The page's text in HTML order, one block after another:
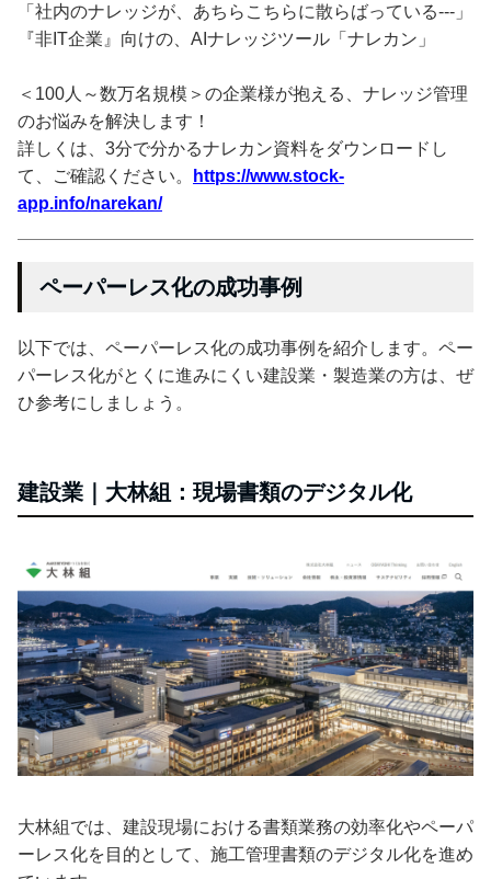
「社内のナレッジが、あちらこちらに散らばっている---」
『非IT企業』向けの、AIナレッジツール「ナレカン」
＜100人～数万名規模＞の企業様が抱える、ナレッジ管理
のお悩みを解決します！
詳しくは、3分で分かるナレカン資料をダウンロードし
て、ご確認ください。
https://www.stock-
app.info/narekan/
ペーパーレス化の成功事例
以下では、ペーパーレス化の成功事例を紹介します。ペー
パーレス化がとくに進みにくい建設業・製造業の方は、ぜ
ひ参考にしましょう。
建設業｜大林組：現場書類のデジタル化
大林組では、建設現場における書類業務の効率化やペーパ
ーレス化を目的として、施工管理書類のデジタル化を進め